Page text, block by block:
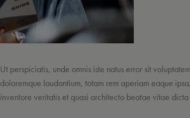
Ut perspiciatis, unde omnis iste natus error sit
doloremque laudantium, totam rem aperiam eaque
inventore veritatis et quasi architecto beatae vitae